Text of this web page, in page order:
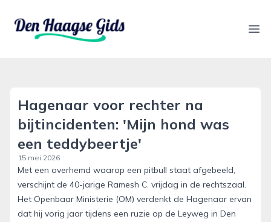
denhaagsegids.nl
Hagenaar voor rechter na
bijtincidenten: 'Mijn hond was
een teddybeertje'
15 mei 2026
Met een overhemd waarop een pitbull staat afgebeeld,
verschijnt de 40-jarige Ramesh C. vrijdag in de rechtszaal.
Het Openbaar Ministerie (OM) verdenkt de Hagenaar ervan
dat hij vorig jaar tijdens een ruzie op de Leyweg in Den